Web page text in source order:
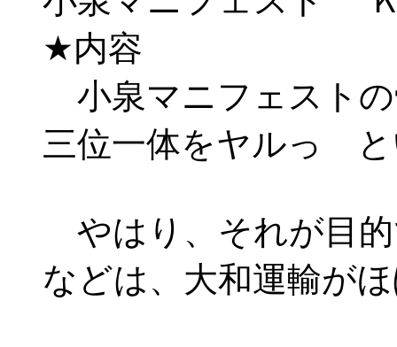
★内容
小泉マニフェスト
三位一体をヤルっ
やはり、それが目
などは、大和運輸が